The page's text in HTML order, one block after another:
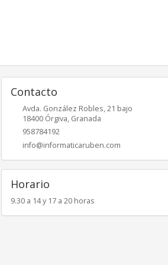
Contacto
Avda. González Robles, 21 bajo
18400 Órgiva, Granada
958784192
info@informaticaruben.com
Horario
9.30 a 14 y 17 a 20 horas